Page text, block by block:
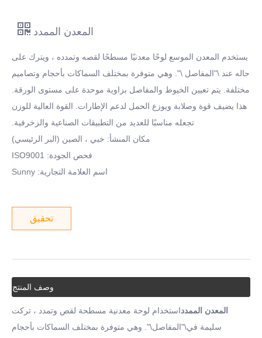
المعدن الممدد
يستخدم المعدن الموسع لوحًا معدنيًا مسطحًا لقصه وتمدده ، ويترك على
حاله عند \"المفاصل \". وهي متوفرة بمختلف السماكات بأحجام وتصاميم
مختلفة. يتم تعيين الخيوط والمفاصل بزاوية موحدة على مستوى الورقة.
هذا يضيف قوة وصلابة ويوزع الحمل لدعم الإطارات. القوة العالية للوزن
تجعله مناسبًا للعديد من التطبيقات الصناعية والزخرفية.
مكان المنشأ: خبي ، الصين (البر الرئيسي)
فحص الجودة: ISO9001
اسم العلامة التجارية: Sunny
تحقيق
وصف المنتج
المعدن الممدداستخدام لوحة معدنية مسطحة لقص وتمدد ، تركت
سليمة في\"المفاصل\". وهي متوفرة بمختلف السماكات بأحجام